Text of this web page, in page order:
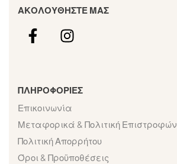
ΑΚΟΛΟΥΘΗΣΤΕ ΜΑΣ
ΠΛΗΡΟΦΟΡΙΕΣ
Επικοινωνία
Μεταφορικά & Πολιτική Επιστροφών
Πολιτική Απορρήτου
Όροι & Προϋποθέσεις